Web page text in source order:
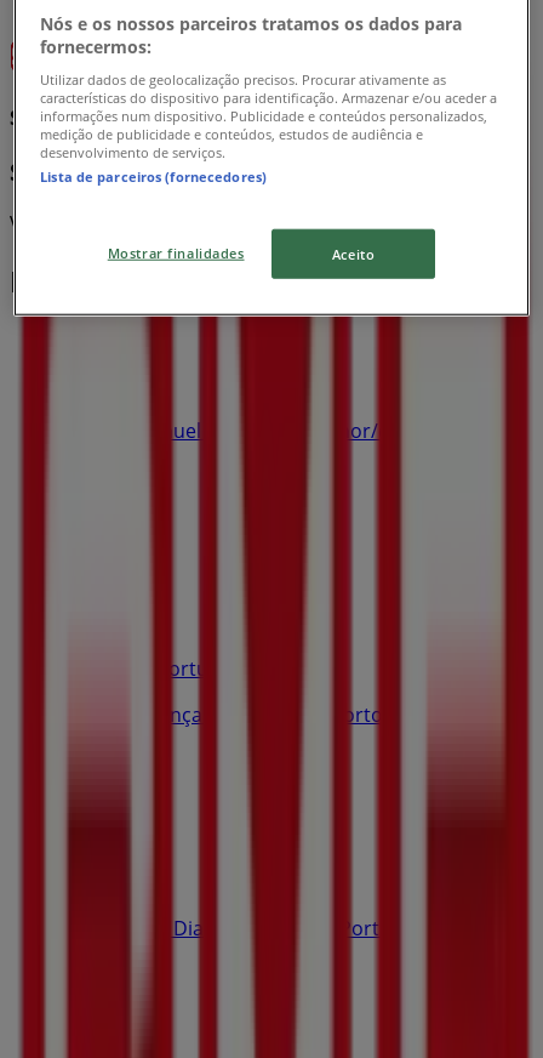
SMF Jeans
Saldos até -70%
Válido até 12/08
Lojas mais próximas
Estrada Manuel Francisco Coelhor/c 38, Porto
Farmácias Portuguesas
Rua João Gonçalves Zarco 50, Porto Santo
Rua Dr. José Diamantino Lima, Porto Santo
Nós e os nossos parceiros tratamos os dados para
fornecermos:
Utilizar dados de geolocalização precisos. Procurar ativamente as
características do dispositivo para identificação. Armazenar e/ou aceder a
informações num dispositivo. Publicidade e conteúdos personalizados,
medição de publicidade e conteúdos, estudos de audiência e
desenvolvimento de serviços.
Lista de parceiros (fornecedores)
Mostrar finalidades Aceito